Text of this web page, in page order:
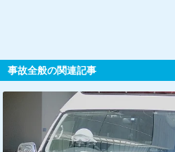
事故全般の関連記事